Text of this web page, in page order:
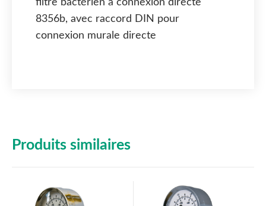
filtre bactérien à connexion directe
8356b, avec raccord DIN pour
connexion murale directe
Produits similaires